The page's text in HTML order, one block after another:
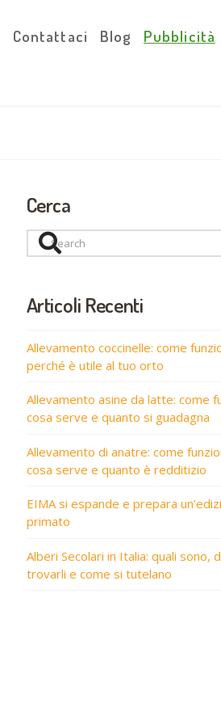
Contattaci Blog Pubblicità
Cerca
Search
Articoli Recenti
Allevamento coccinelle: come
perché è utile al tuo orto
Allevamento asine da latte: come
cosa serve e quanto si guadagna
Allevamento di anatre: come
cosa serve e quanto è redditizio
EIMA si espande e prepara
primato
Alberi Secolari in Italia: quali sono,
trovarli e come si tutelano